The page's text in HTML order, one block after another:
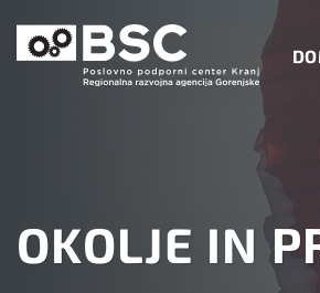
vsebino
OKOLJE IN